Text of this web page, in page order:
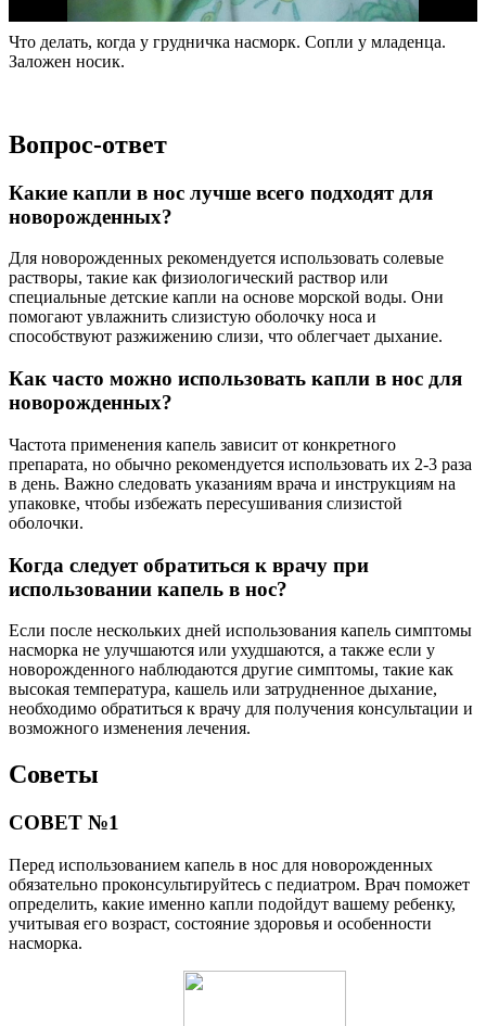
Что делать, когда у грудничка насморк. Сопли у младенца.
Заложен носик.
Вопрос-ответ
Какие капли в нос лучше всего подходят для
новорожденных?
Для новорожденных рекомендуется использовать солевые
растворы, такие как физиологический раствор или
специальные детские капли на основе морской воды. Они
помогают увлажнить слизистую оболочку носа и
способствуют разжижению слизи, что облегчает дыхание.
Как часто можно использовать капли в нос для
новорожденных?
Частота применения капель зависит от конкретного
препарата, но обычно рекомендуется использовать их 2-3 раза
в день. Важно следовать указаниям врача и инструкциям на
упаковке, чтобы избежать пересушивания слизистой
оболочки.
Когда следует обратиться к врачу при
использовании капель в нос?
Если после нескольких дней использования капель симптомы
насморка не улучшаются или ухудшаются, а также если у
новорожденного наблюдаются другие симптомы, такие как
высокая температура, кашель или затрудненное дыхание,
необходимо обратиться к врачу для получения консультации и
возможного изменения лечения.
Советы
СОВЕТ №1
Перед использованием капель в нос для новорожденных
обязательно проконсультируйтесь с педиатром. Врач поможет
определить, какие именно капли подойдут вашему ребенку,
учитывая его возраст, состояние здоровья и особенности
насморка.